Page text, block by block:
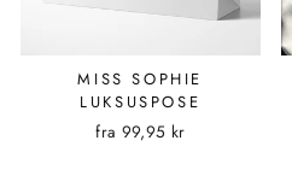
MISS SOPHIE
LUKSUSPOSE
fra 99,95 kr